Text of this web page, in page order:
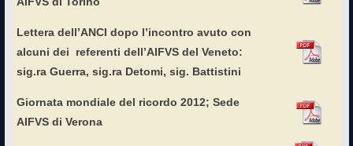
Lettera dell’ANCI dopo l’incontro avuto con
alcuni dei referenti dell’AIFVS del Veneto:
sig.ra Guerra, sig.ra Detomi, sig. Battistini
Giornata mondiale del ricordo 2012; Sede
AIFVS di Verona